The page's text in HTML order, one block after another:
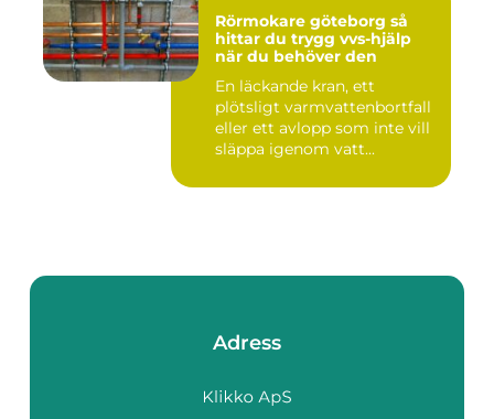
Rörmokare göteborg så
hittar du trygg vvs-hjälp
när du behöver den
En läckande kran, ett
plötsligt varmvattenbortfall
eller ett avlopp som inte vill
släppa igenom vatt...
Adress